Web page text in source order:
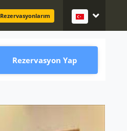
Rezervasyonlarım
Rezervasyon Yap